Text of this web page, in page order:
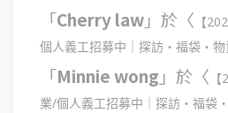
「Cherry law」於〈 【
個人義工招募中｜探訪・福袋・
「Minnie wong 」於〈
業/個人義工招募中｜探訪・福袋